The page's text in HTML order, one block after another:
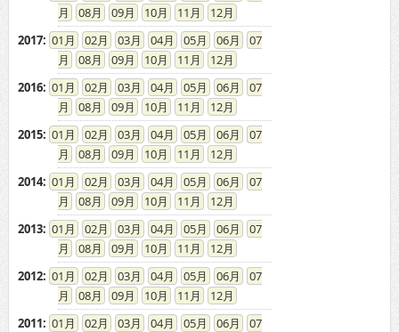
08
09 10 11
12
2017: 01 02 03 04 05 06
07
08
09 10 11
12
2016: 01 02 03 04 05 06
07
08
09 10 11
12
2015: 01 02 03 04 05 06
07
08
09 10 11
12
2014: 01 02 03 04 05 06
07
08
09 10 11
12
2013: 01 02 03 04 05 06
07
08
09 10 11
12
2012: 01 02 03 04 05 06
07
08
09 10 11
12
2011: 01 02 03 04 05 06
07